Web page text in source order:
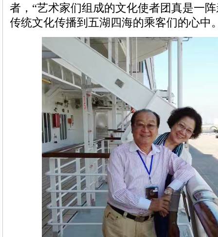
者，“艺术家们组成的文化使者团真是一
传统文化传播到五湖四海的乘客们的心中